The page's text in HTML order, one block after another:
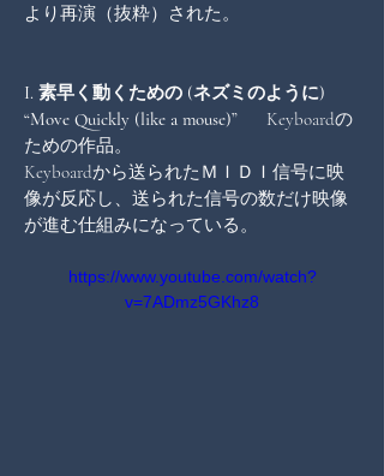
より再演（抜粋）された。
I. 素早く動くための (ネズミのように)
“Move Quickly (like a mouse)”
      Keyboardの
ための作品。
Keyboardから送られたＭＩＤＩ信号に映
像が反応し、送られた信号の数だけ映像
が進む仕組みになっている。
https://www.youtube.com/watch?
v=7ADmz5GKhz8